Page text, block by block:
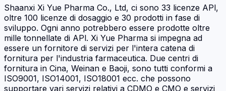
Shaanxi Xi Yue Pharma Co., Ltd, ci sono 33 licenze APl,
oltre 100 licenze di dosaggio e 30 prodotti in fase di
sviluppo. Ogni anno potrebbero essere prodotte oltre
mille tonnellate di APl. Xi Yue Pharma si impegna ad
essere un fornitore di servizi per l'intera catena di
fornitura per l'industria farmaceutica. Due centri di
fornitura in Cina, Weinan e Baoji, sono tutti conformi a
ISO9001, ISO14001, ISO18001 ecc. che possono
supportare vari servizi relativi a CDMO e CMO e servizi